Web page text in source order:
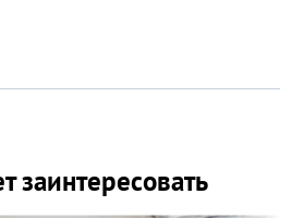
заинтересовать